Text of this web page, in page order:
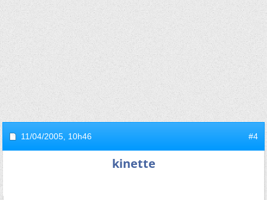
11/04/2005, 10h46 #4
kinette